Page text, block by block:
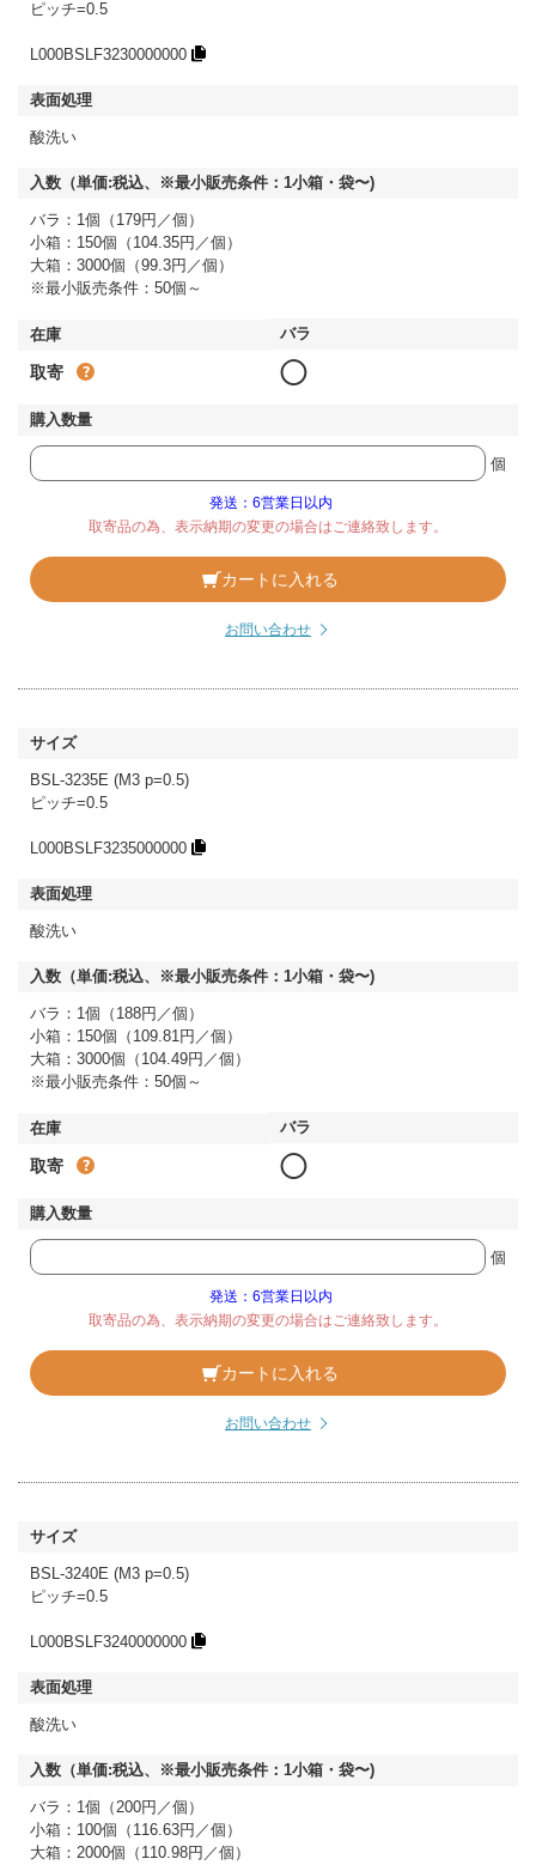
ピッチ=0.5
L000BSLF3230000000
酸洗い
バラ：1個（179円／個）
小箱：150個（104.35円／個）
大箱：3000個（99.3円／個）
※最小販売条件：50個～
取寄 ◯
個
発送：6営業日以内
取寄品の為、表示納期の変更の場合はご連絡致します。
カートに入れる
お問い合わせ
BSL-3235E (M3 p=0.5)
ピッチ=0.5
L000BSLF3235000000
酸洗い
バラ：1個（188円／個）
小箱：150個（109.81円／個）
大箱：3000個（104.49円／個）
※最小販売条件：50個～
取寄 ◯
個
発送：6営業日以内
取寄品の為、表示納期の変更の場合はご連絡致します。
カートに入れる
お問い合わせ
BSL-3240E (M3 p=0.5)
ピッチ=0.5
L000BSLF3240000000
酸洗い
バラ：1個（200円／個）
小箱：100個（116.63円／個）
大箱：2000個（110.98円／個）